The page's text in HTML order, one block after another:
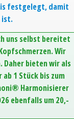
festgelegt, damit
ist.
uns selbst bereitet
Wir
Daher bieten wir als
1 Stück bis zum
Harmonisierer
ebenfalls um 20,-